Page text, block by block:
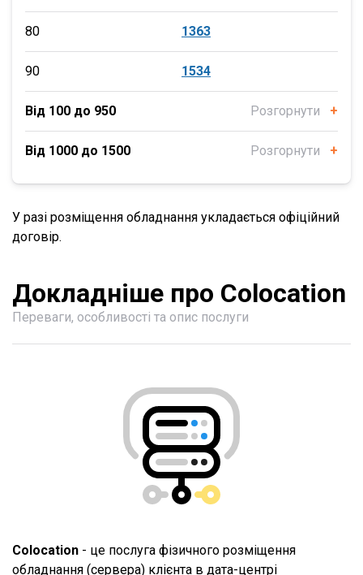
80 1363
90 1534
Від 100 до 950 Розгорнути +
Від 1000 до 1500 Розгорнути +
У разі розміщення обладнання укладається офіційний
договір.
Докладніше про Сolocation
Переваги, особливості та опис послуги
Colocation - це послуга фізичного розміщення
обладнання (сервера) клієнта в дата-центрі